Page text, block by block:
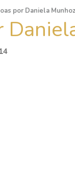
por Daniela Munhoz